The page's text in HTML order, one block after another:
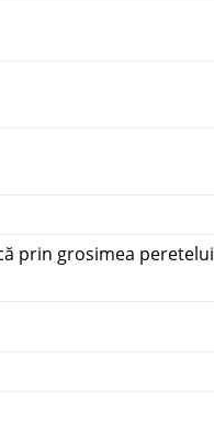
prin grosimea peretelui